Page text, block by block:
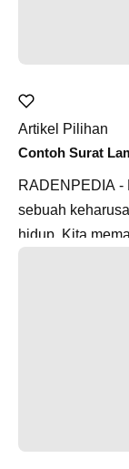
Artikel Pilihan
Contoh Surat
RADENPEDIA - Memiliki sebuah pekerjaan menjadi
sebuah
hidup. Kita